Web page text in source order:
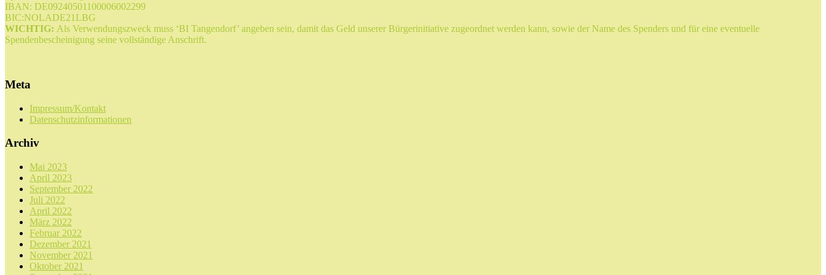
IBAN: DE09240501100006002299
BIC:NOLADE21LBG
WICHTIG: Als Verwendungszweck muss ‘BI Tangendorf’ angeben sein, damit das Geld unserer Bürgerinitiative zugeordnet werden kann, sowie der Name des Spenders und für eine eventuelle
Spendenbescheinigung seine vollständige Anschrift.
Meta
Impressum/Kontakt
Datenschutzinformationen
Archiv
Mai 2023
April 2023
September 2022
Juli 2022
April 2022
März 2022
Februar 2022
Dezember 2021
November 2021
Oktober 2021